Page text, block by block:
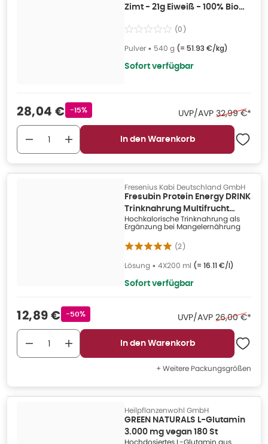
Zimt - 21g Eiweiß - 100% Bio
(0)
Pulver • 540 g (= 51.93 €/kg)
Sofort verfügbar
Verkaufspreis
28,04 € Rabattstempel
-15% UVP/AVP Ehemaliger
32,99 €*
In den Warenkorb
Fresenius Kabi Deutschland GmbH
Fresubin Protein Energy DRINK
Trinknahrung Multifrucht
4X200 ml
Hochkalorische Trinknahrung als
Ergänzung bei Mangelernährung
(2)
Lösung • 4X200 ml (= 16.11 €/l)
Sofort verfügbar
Verkaufspreis
12,89 € Rabattstempel
-50% UVP/AVP Ehemaliger
26,00 €*
In den Warenkorb
+ Weitere Packungsgrößen
Heilpflanzenwohl GmbH
GREEN NATURALS L-Glutamin
3.000 mg vegan 180 St
Hochdosiertes L-Glutamin aus